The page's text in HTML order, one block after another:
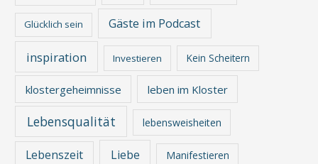
Glücklich sein Gäste im Podcast
inspiration Investieren Kein Scheitern
klostergeheimnisse leben im Kloster
Lebensqualität lebensweisheiten
Lebenszeit Liebe Manifestieren